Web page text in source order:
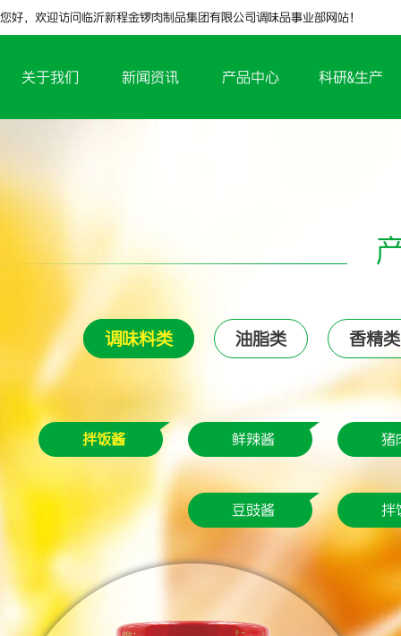
您好，欢迎访问临沂新程金锣肉制品集团有限公司调味品事业部网站！
关于我们 新闻资讯 产品中心 科研&生产
调味料类 油脂类 香精类
拌饭酱 鲜辣酱 猪
豆豉酱 拌